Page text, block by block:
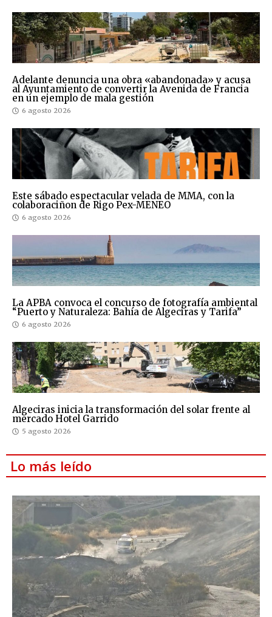
Adelante denuncia una obra «abandonada» y acusa
al Ayuntamiento de convertir la Avenida de Francia
en un ejemplo de mala gestión
6 agosto 2026
Este sábado espectacular velada de MMA, con la
colaboraciñon de Rigo Pex-MENEO
6 agosto 2026
La APBA convoca el concurso de fotografía ambiental
“Puerto y Naturaleza: Bahía de Algeciras y Tarifa”
6 agosto 2026
Algeciras inicia la transformación del solar frente al
mercado Hotel Garrido
5 agosto 2026
Lo más leído